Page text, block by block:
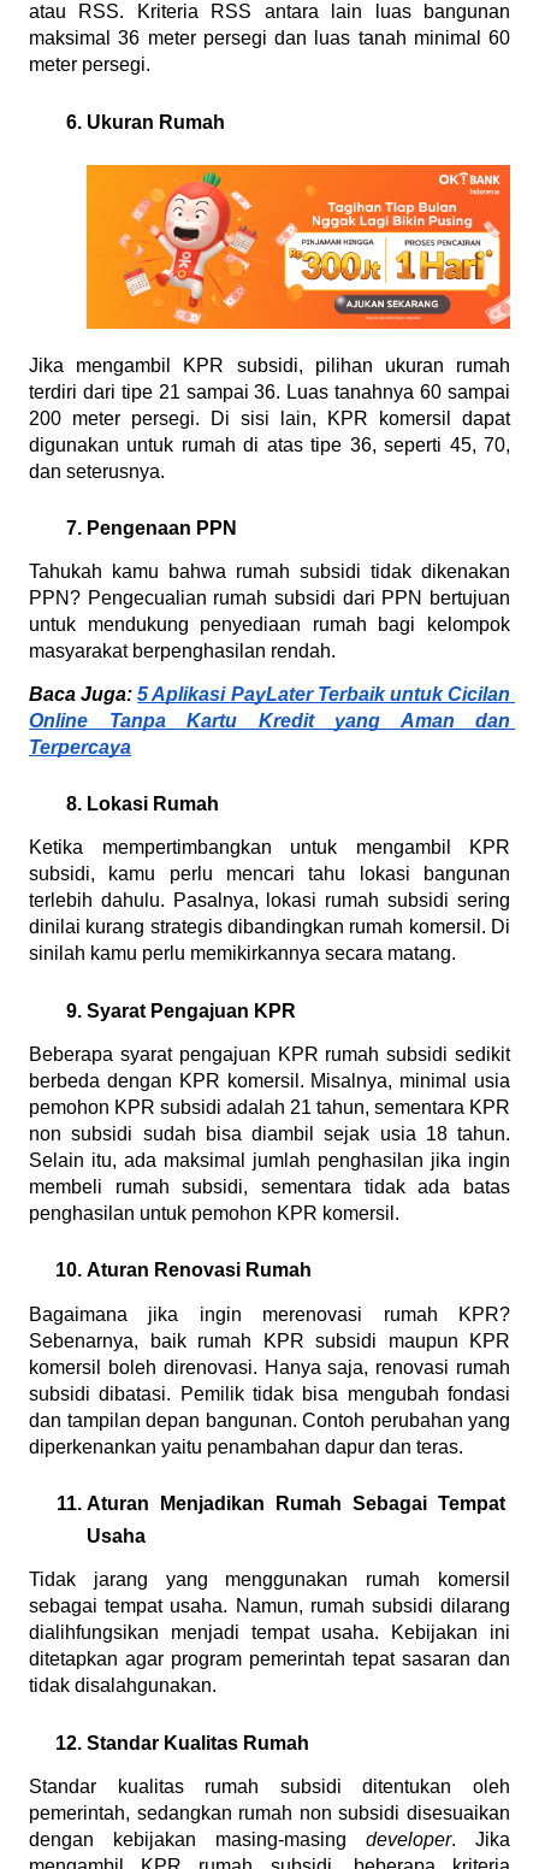
atau RSS. Kriteria RSS antara lain luas bangunan
maksimal 36 meter persegi dan luas tanah minimal 60
meter persegi.
Ukuran Rumah
Jika mengambil KPR subsidi, pilihan ukuran rumah
terdiri dari tipe 21 sampai 36. Luas tanahnya 60 sampai
200 meter persegi. Di sisi lain, KPR komersil dapat
digunakan untuk rumah di atas tipe 36, seperti 45, 70,
dan seterusnya.
Pengenaan PPN
Tahukah kamu bahwa rumah subsidi tidak dikenakan
PPN? Pengecualian rumah subsidi dari PPN bertujuan
untuk mendukung penyediaan rumah bagi kelompok
masyarakat berpenghasilan rendah.
Baca Juga: 5 Aplikasi PayLater Terbaik untuk Cicilan
Online Tanpa Kartu Kredit yang Aman dan
Terpercaya
Lokasi Rumah
Ketika mempertimbangkan untuk mengambil KPR
subsidi, kamu perlu mencari tahu lokasi bangunan
terlebih dahulu. Pasalnya, lokasi rumah subsidi sering
dinilai kurang strategis dibandingkan rumah komersil. Di
sinilah kamu perlu memikirkannya secara matang.
Syarat Pengajuan KPR
Beberapa syarat pengajuan KPR rumah subsidi sedikit
berbeda dengan KPR komersil. Misalnya, minimal usia
pemohon KPR subsidi adalah 21 tahun, sementara KPR
non subsidi sudah bisa diambil sejak usia 18 tahun.
Selain itu, ada maksimal jumlah penghasilan jika ingin
membeli rumah subsidi, sementara tidak ada batas
penghasilan untuk pemohon KPR komersil.
Aturan Renovasi Rumah
Bagaimana jika ingin merenovasi rumah KPR?
Sebenarnya, baik rumah KPR subsidi maupun KPR
komersil boleh direnovasi. Hanya saja, renovasi rumah
subsidi dibatasi. Pemilik tidak bisa mengubah fondasi
dan tampilan depan bangunan. Contoh perubahan yang
diperkenankan yaitu penambahan dapur dan teras.
Aturan Menjadikan Rumah Sebagai Tempat
Usaha
Tidak jarang yang menggunakan rumah komersil
sebagai tempat usaha. Namun, rumah subsidi dilarang
dialihfungsikan menjadi tempat usaha. Kebijakan ini
ditetapkan agar program pemerintah tepat sasaran dan
tidak disalahgunakan.
Standar Kualitas Rumah
Standar kualitas rumah subsidi ditentukan oleh
pemerintah, sedangkan rumah non subsidi disesuaikan
dengan kebijakan masing-masing developer. Jika